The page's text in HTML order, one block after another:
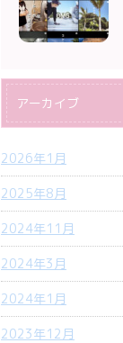
アーカイブ
2026年1月
2025年8月
2024年11月
2024年3月
2024年1月
2023年12月